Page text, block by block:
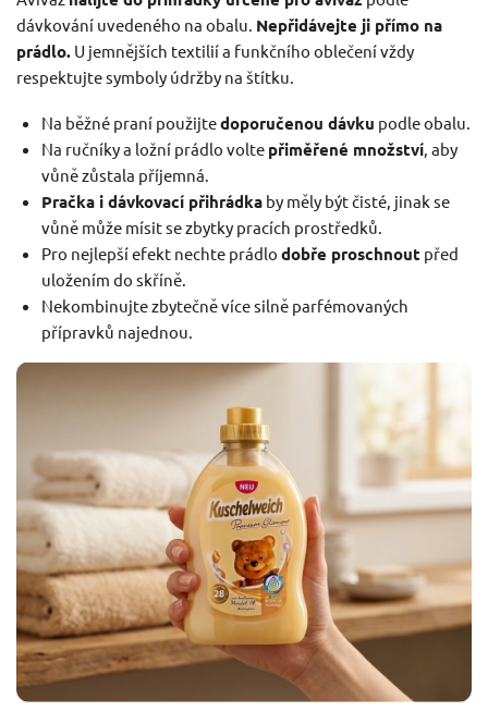
dávkování uvedeného na obalu. Nepřidávejte ji přímo na
prádlo. U jemnějších textilií a funkčního oblečení vždy
respektujte symboly údržby na štítku.
Na běžné praní použijtedoporučenou dávku podle obalu.
Na ručníky a ložní prádlo volte přiměřené množství, aby
vůně zůstala příjemná.
Pračka i dávkovací přihrádkaby měly být čisté, jinak se
vůně může mísit se zbytky pracích prostředků.
Pro nejlepší efekt nechte prádlo dobře proschnout před
uložením do skříně.
Nekombinujte zbytečně více silně parfémovaných
přípravků najednou.